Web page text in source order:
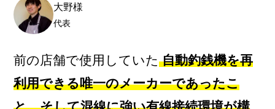
大野様
代表
前の店舗で使用していた自動釣銭機を再
利用できる唯一のメーカーであったこ
と、そして混線に強い有線接続環境が構